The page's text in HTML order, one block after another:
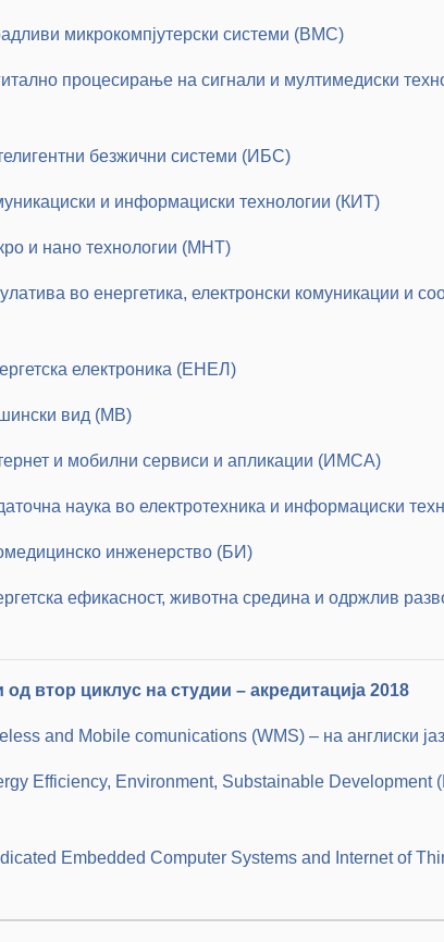
микрокомпјутерски системи (ВМС)
процесирање на сигнали и мултимедиски
безжични системи (ИБС)
и информациски технологии (КИТ)
и нано технологии (МНТ)
во енергетика, електронски комуникации и
електроника (ЕНЕЛ)
вид (МВ)
и мобилни сервиси и апликации (ИМСА)
наука во електротехника и информациски
инженерство (БИ)
ефикасност, животна средина и одржлив
втор циклус на студии – акредитација 2018
and Mobile comunications (WMS) – на англиски
Efficiency, Environment, Substainable Development
Embedded Computer Systems and Internet of